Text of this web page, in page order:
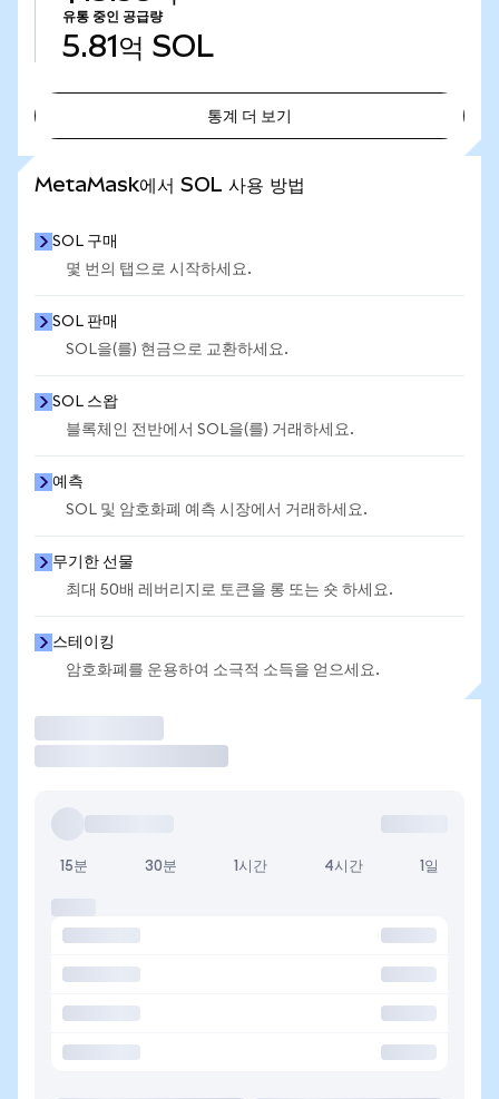
유통 중인 공급량
5.81억 SOL
통계 더 보기
MetaMask에서 SOL 사용 방법
SOL 구매
몇 번의 탭으로 시작하세요.
SOL 판매
SOL을(를) 현금으로 교환하세요.
SOL 스왑
블록체인 전반에서 SOL을(를) 거래하세요.
예측
SOL 및 암호화폐 예측 시장에서 거래하세요.
무기한 선물
최대 50배 레버리지로 토큰을 롱 또는 숏 하세요.
스테이킹
암호화폐를 운용하여 소극적 소득을 얻으세요.
15분 30분 1시간 4시간 1일